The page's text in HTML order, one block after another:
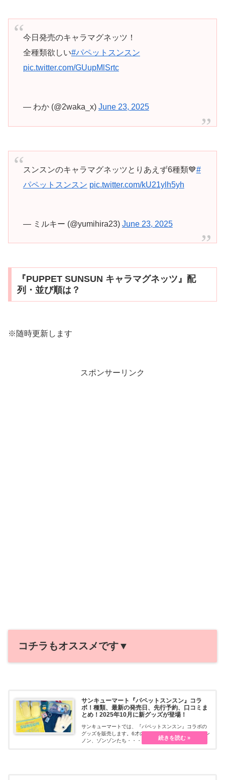
今日発売のキャラマグネッツ！
全種類欲しい#パペットスンスン
pic.twitter.com/GUupMlSrtc
— わか (@2waka_x) June 23, 2025
スンスンのキャラマグネッツとりあえず6種類💙#
パペットスンスン pic.twitter.com/kU21ylh5yh
— ミルキー (@yumihira23) June 23, 2025
『PUPPET SUNSUN キャラマグネッツ』配
列・並び順は？
※随時更新します
スポンサーリンク
コチラもオススメです▼
サンキューマート『パペットスンスン』コラ
ボ！種類、最新の発売日、先行予約、口コミま
とめ！2025年10月に新グッズが登場！
サンキューマートでは、『パペットスンスン』コラボの
グッズを販売します。6才のパペット「スンスン」とノン
ノン、ゾンゾンたち・・・続きを読む